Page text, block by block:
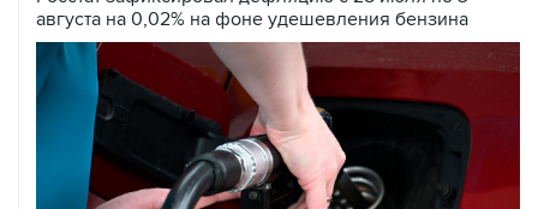
августа на 0,02% на фоне удешевления бензина